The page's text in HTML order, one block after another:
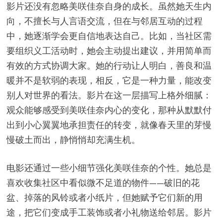
影片还没有忽略美咲佳奈自身的成长。虽然她天生内
向，不擅长与人言语交流，但在与邻居互动的过程
中，她逐渐学会更自信地表达自己。比如，当社区需
要组织义工活动时，她会主动提出建议，并用简单而
有效的方式协调大家。她的行动让人明白，善良和温
暖并不是软弱的表现，相反，它是一种力量，能改变
别人对世界的看法。影片在这一层描写上格外细腻：
观众能够感受到美咲佳奈内心的变化，那种从默默付
出到小心翼翼地承担责任的转变，就像春天里的芽慢
慢破土而出，静悄悄却充满生机。
电影还通过一些小细节强化美咲佳奈的个性。她总是
喜欢收集社区中看似微不足道的物件——破旧的花
盆、掉落的风铃或者小纸片，但她赋予它们新的用
途，把它们变成手工装饰或者小礼物送给邻居。影片